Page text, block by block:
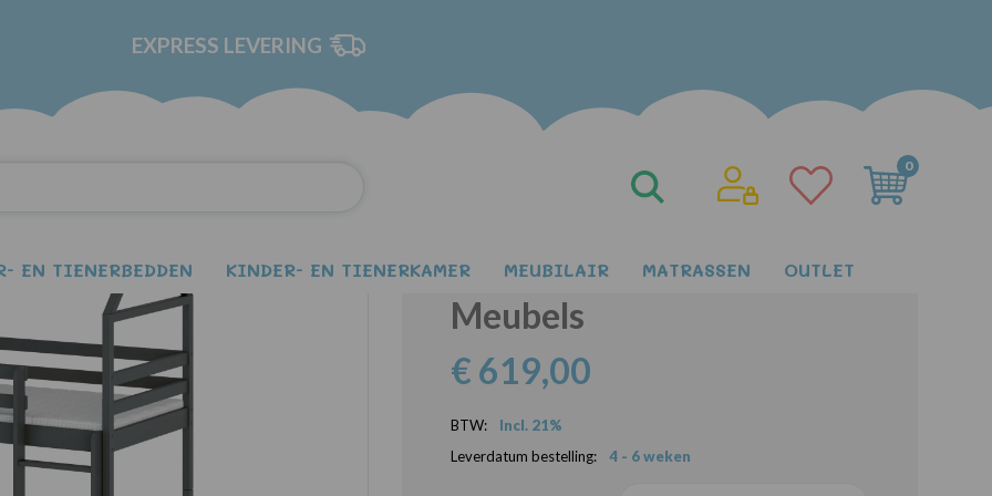
EXPRESS LEVERING
0
EN TIENERBEDDEN KINDER- EN TIENERKAMER MEUBILAIR MATRASSEN OUTLET
Stapelbed Huisbed Kinder Meubels
Stapelbed Huisbed Kinder
Meubels
€ 619,00
BTW:
Incl. 21%
Leverdatum bestelling:
4 - 6 weken